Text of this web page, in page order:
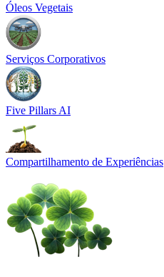
Óleos Vegetais
Serviços Corporativos
Five Pillars AI
Compartilhamento de Experiências